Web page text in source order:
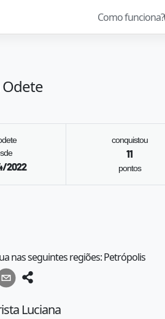
Como funciona?
2022
conquistou
11
pontos
nas seguintes regiões: Petrópolis
Luciana